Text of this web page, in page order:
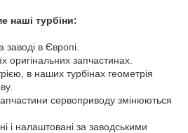
наші турбіни:
в Європі.
оригінальних запчастинах.
в наших турбінах геометрія
сервоприводу змінюються
і налаштовані за заводськими